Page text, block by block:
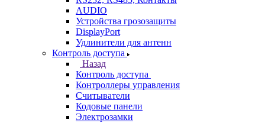
AUDIO
Устройства грозозащиты
DisplayPort
Удлинители для антенн
Контроль доступа
Назад
Контроль доступа
Контроллеры управления
Считыватели
Кодовые панели
Электрозамки